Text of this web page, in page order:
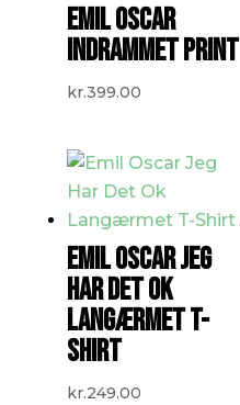
EMIL OSCAR
INDRAMMET PRINT
kr.399.00
EMIL OSCAR JEG
HAR DET OK
LANGÆRMET T-
SHIRT
kr.249.00